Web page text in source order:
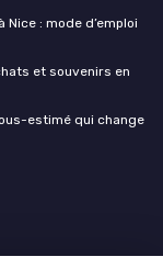
: mode d’emploi
et souvenirs en
estimé qui change